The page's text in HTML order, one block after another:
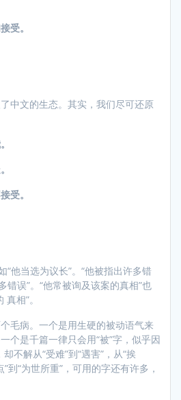
受。
中文的生态。其实，我们尽可还原
受。
“他当选为议长”。“他被指出许多错
错误”。“他常被询及该案的真相”也
相”。
毛病。一个是用生硬的被动语气来
个是千篇一律只会用“被”字，似乎因
不解从“受难”到“遇害”，从“挨
”到“为世所重”，可用的字还有许多，